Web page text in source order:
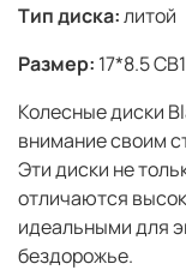
Тип диска:литой
Размер: 17*8.5
Колесные диски
внимание своим
Эти диски не
отличаются
идеальными для
бездорожье.